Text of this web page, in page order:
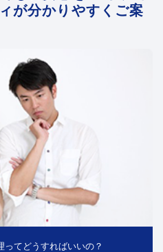
が分かりやすくご案
ってどうすればいいの？